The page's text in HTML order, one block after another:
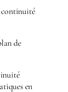
continuité
de
en